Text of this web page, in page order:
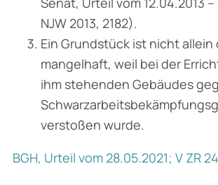
NJW 2013, 2182).
Ein Grundstück ist nicht allein
mangelhaft, weil bei der
ihm stehenden Gebäudes
verstoßen wurde.
BGH, Urteil vom 28.05.2021; V ZR